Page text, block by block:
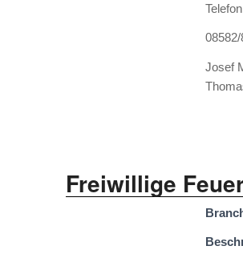
08582/
Josef
Freiwillige